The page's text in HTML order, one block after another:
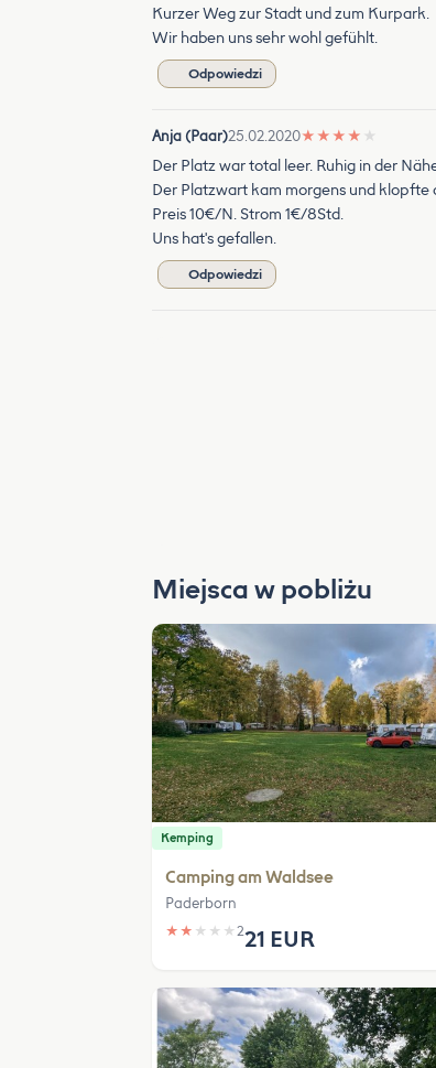
Kurzer Weg zur Stadt und zum Kurpark.
Wir haben uns sehr wohl gefühlt.
Odpowiedzi
Anja (Paar)25.02.2020★ ★ ★ ★ ★
Der Platz war total leer. Ruhig in der
Der Platzwart kam morgens und klopfte
Preis 10€/N. Strom 1€/8Std.
Uns hat's gefallen.
Odpowiedzi
Miejsca w pobliżu
Kemping
Camping am Waldsee
Paderborn
★ ★ ★ ★ ★ 221 EUR